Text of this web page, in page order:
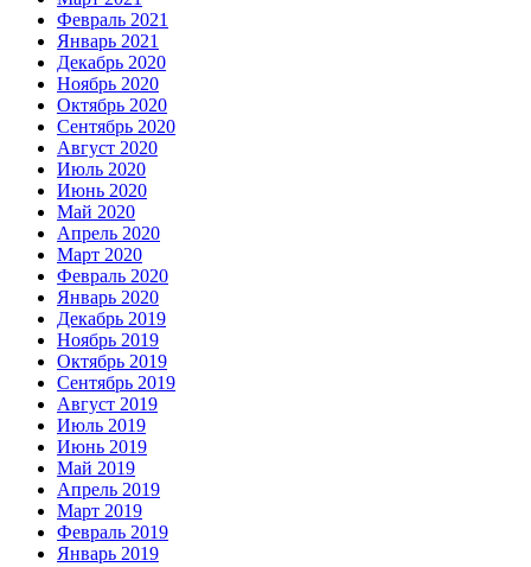
Февраль 2021
Январь 2021
Декабрь 2020
Ноябрь 2020
Октябрь 2020
Сентябрь 2020
Август 2020
Июль 2020
Июнь 2020
Май 2020
Апрель 2020
Март 2020
Февраль 2020
Январь 2020
Декабрь 2019
Ноябрь 2019
Октябрь 2019
Сентябрь 2019
Август 2019
Июль 2019
Июнь 2019
Май 2019
Апрель 2019
Март 2019
Февраль 2019
Январь 2019